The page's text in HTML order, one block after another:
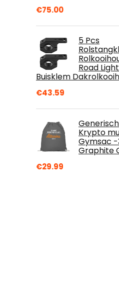
€75.00
5 Pcs
Road
Buisklem
€43.59
Krypto
Gymsac
Graphite
€29.99